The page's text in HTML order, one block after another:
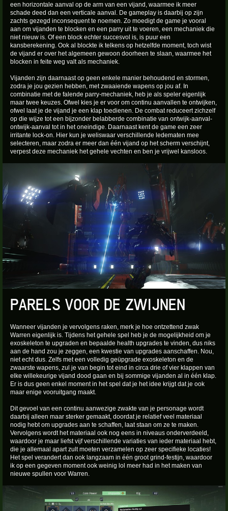
een horizontale aanval op de arm van een vijand, waarmee ik meer
schade deed dan een verticale aanval. De gameplay is daarbij op zijn
zachts gezegd inconsequent te noemen. Zo moedigt de game je vooral
aan om vijanden te blocken en een parry uit te voeren, een mechaniek die
niet nieuw is. Of een block echter succesvol is, is puur een
kansberekening. Ook al blockte ik telkens op hetzelfde moment, toch wist
de vijand er over het algemeen gewoon doorheen te slaan, waarmee het
blocken in feite weg valt als mechaniek.
Vijanden zijn daarnaast op geen enkele manier behoudend en stormen,
zodra je jou gezien hebben, met zwaaiende wapens op jou af. In
combinatie met de falende parry-mechaniek, heb je als speler eigenlijk
maar twee keuzes. Ofwel kies je er voor om continu aanvallen te ontwijken,
ofwel laat je de vijand je een klap toedienen. De combat reduceert zichzelf
op die wijze tot een bijzonder belabberde combinatie van ontwijk-aanval-
ontwijk-aanval tot in het oneindige. Daarnaast kent de game een zeer
irritante lock-on. Hier kun je weliswaar verschillende ledematen mee
selecteren, maar zodra er meer dan één vijand op het scherm verschijnt,
verpest deze mechaniek het gehele vechten en ben je vrijwel kansloos.
PARELS VOOR DE ZWIJNEN
Wanneer vijanden je vervolgens raken, merk je hoe ontzettend zwak
Warren eigenlijk is. Tijdens het gehele spel heb je de mogelijkheid om je
exoskeleton te upgraden en bepaalde health upgrades te vinden, dus niks
aan de hand zou je zeggen, een kwestie van upgrades aanschaffen. Nou,
niet echt dus. Zelfs met een volledig geüpgrade exoskeleton en de
zwaarste wapens, zul je van begin tot eind in circa drie of vier klappen van
elke willekeurige vijand dood gaan en bij sommige vijanden al in één klap.
Er is dus geen enkel moment in het spel dat je het idee krijgt dat je ook
maar enige vooruitgang maakt.
Dit gevoel van een continu aanwezige zwakte van je personage wordt
daarbij alleen maar sterker gemaakt, doordat je relatief veel materiaal
nodig hebt om upgrades aan te schaffen, laat staan om ze te maken.
Vervolgens wordt het materiaal ook nog eens in niveaus onderverdeeld,
waardoor je maar liefst vijf verschillende variaties van ieder materiaal hebt,
die je allemaal apart zult moeten verzamelen op zeer specifieke locaties!
Het spel verandert dan ook langzaam in één groot grind-festijn, waardoor
ik op een gegeven moment ook weinig lol meer had in het maken van
nieuwe spullen voor Warren.